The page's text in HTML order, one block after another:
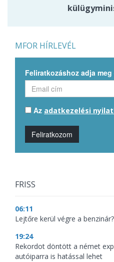
MFOR HÍRLEVÉL
Feliratkozáshoz adja
Az adatkezelési
Feliratkozom
FRISS
06:11
Lejtőre kerül végre a benzinár?
19:24
Rekordot döntött a német
autóiparra is hatással lehet